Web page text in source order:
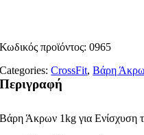
Κωδικός προϊόντος:0965
Categories:CrossFit,Βάρη
Περιγραφή
Βάρη Άκρων 1kg για Ενίσχυση